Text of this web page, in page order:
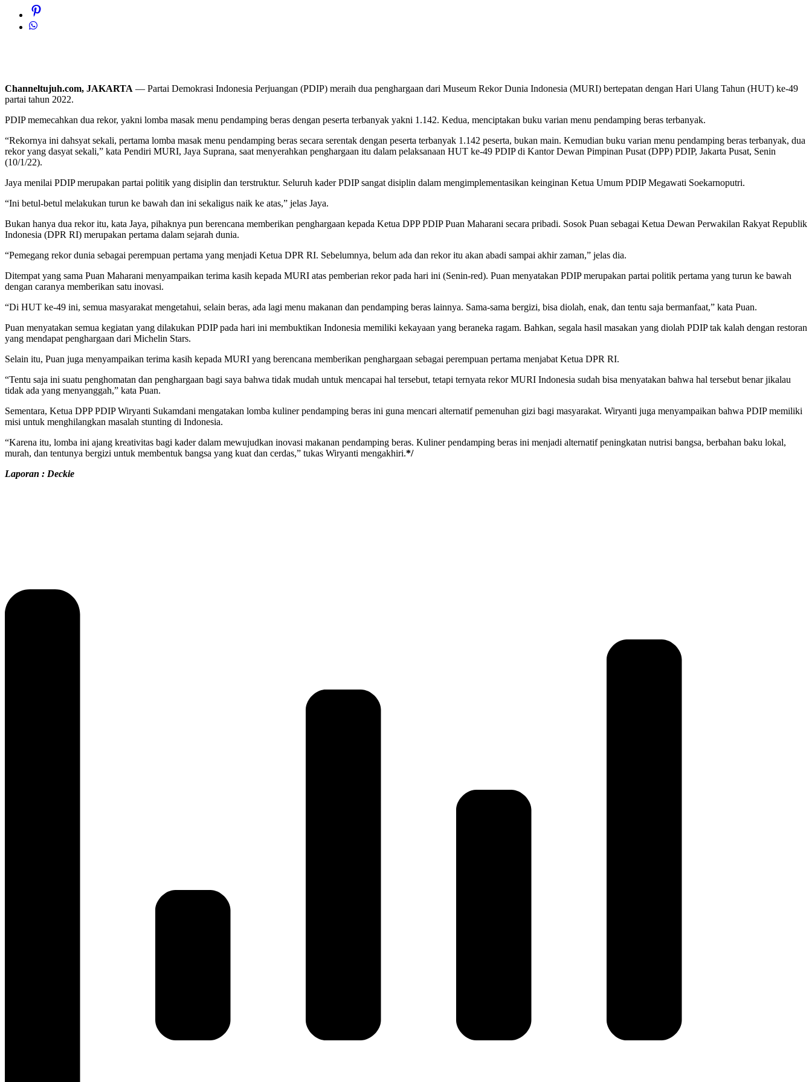
Channeltujuh.com, JAKARTA — Partai Demokrasi Indonesia Perjuangan (PDIP) meraih dua penghargaan dari Museum Rekor Dunia Indonesia (MURI) bertepatan dengan Hari Ulang Tahun (HUT) ke-49
partai tahun 2022.
PDIP memecahkan dua rekor, yakni lomba masak menu pendamping beras dengan peserta terbanyak yakni 1.142. Kedua, menciptakan buku varian menu pendamping beras terbanyak.
“Rekornya ini dahsyat sekali, pertama lomba masak menu pendamping beras secara serentak dengan peserta terbanyak 1.142 peserta, bukan main. Kemudian buku varian menu pendamping beras terbanyak, dua
rekor yang dasyat sekali,” kata Pendiri MURI, Jaya Suprana, saat menyerahkan penghargaan itu dalam pelaksanaan HUT ke-49 PDIP di Kantor Dewan Pimpinan Pusat (DPP) PDIP, Jakarta Pusat, Senin
(10/1/22).
Jaya menilai PDIP merupakan partai politik yang disiplin dan terstruktur. Seluruh kader PDIP sangat disiplin dalam mengimplementasikan keinginan Ketua Umum PDIP Megawati Soekarnoputri.
“Ini betul-betul melakukan turun ke bawah dan ini sekaligus naik ke atas,” jelas Jaya.
Bukan hanya dua rekor itu, kata Jaya, pihaknya pun berencana memberikan penghargaan kepada Ketua DPP PDIP Puan Maharani secara pribadi. Sosok Puan sebagai Ketua Dewan Perwakilan Rakyat Republik
Indonesia (DPR RI) merupakan pertama dalam sejarah dunia.
“Pemegang rekor dunia sebagai perempuan pertama yang menjadi Ketua DPR RI. Sebelumnya, belum ada dan rekor itu akan abadi sampai akhir zaman,” jelas dia.
Ditempat yang sama Puan Maharani menyampaikan terima kasih kepada MURI atas pemberian rekor pada hari ini (Senin-red). Puan menyatakan PDIP merupakan partai politik pertama yang turun ke bawah
dengan caranya memberikan satu inovasi.
“Di HUT ke-49 ini, semua masyarakat mengetahui, selain beras, ada lagi menu makanan dan pendamping beras lainnya. Sama-sama bergizi, bisa diolah, enak, dan tentu saja bermanfaat,” kata Puan.
Puan menyatakan semua kegiatan yang dilakukan PDIP pada hari ini membuktikan Indonesia memiliki kekayaan yang beraneka ragam. Bahkan, segala hasil masakan yang diolah PDIP tak kalah dengan restoran
yang mendapat penghargaan dari Michelin Stars.
Selain itu, Puan juga menyampaikan terima kasih kepada MURI yang berencana memberikan penghargaan sebagai perempuan pertama menjabat Ketua DPR RI.
“Tentu saja ini suatu penghomatan dan penghargaan bagi saya bahwa tidak mudah untuk mencapai hal tersebut, tetapi ternyata rekor MURI Indonesia sudah bisa menyatakan bahwa hal tersebut benar jikalau
tidak ada yang menyanggah,” kata Puan.
Sementara, Ketua DPP PDIP Wiryanti Sukamdani mengatakan lomba kuliner pendamping beras ini guna mencari alternatif pemenuhan gizi bagi masyarakat. Wiryanti juga menyampaikan bahwa PDIP memiliki
misi untuk menghilangkan masalah stunting di Indonesia.
“Karena itu, lomba ini ajang kreativitas bagi kader dalam mewujudkan inovasi makanan pendamping beras. Kuliner pendamping beras ini menjadi alternatif peningkatan nutrisi bangsa, berbahan baku lokal,
murah, dan tentunya bergizi untuk membentuk bangsa yang kuat dan cerdas,” tukas Wiryanti mengakhiri.*/
Laporan : Deckie